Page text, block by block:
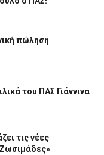
πώληση
του ΠΑΣ Γιάννινα
τις νέες